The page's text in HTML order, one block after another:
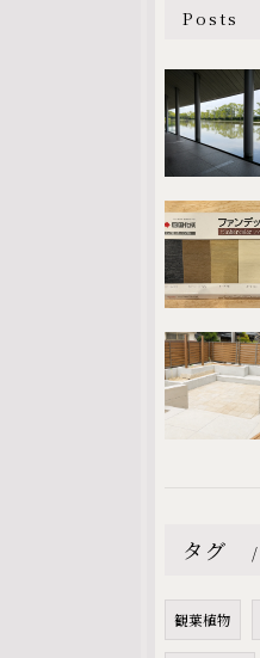
Posts
タグ
観葉植物